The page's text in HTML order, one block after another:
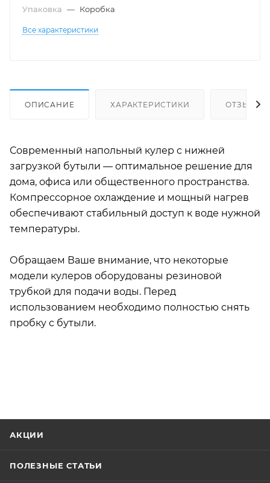
Упаковка — Коробка
Все характеристики
ОПИСАНИЕ ХАРАКТЕРИСТИКИ ОТЗЫВЫ
Современный напольный кулер с нижней
загрузкой бутыли — оптимальное решение для
дома, офиса или общественного пространства.
Компрессорное охлаждение и мощный нагрев
обеспечивают стабильный доступ к воде нужной
температуры.
Обращаем Ваше внимание, что некоторые
модели кулеров оборудованы резиновой
трубкой для подачи воды. Перед
использованием необходимо полностью снять
пробку с бутыли.
АКЦИИ
ПОЛЕЗНЫЕ СТАТЬИ